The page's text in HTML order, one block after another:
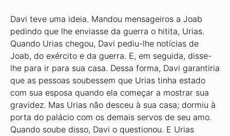
Davi teve uma ideia. Mandou mensageiros a Joab
pedindo que lhe enviasse da guerra o hitita, Urias.
Quando Urias chegou, Davi pediu-lhe notícias de
Joab, do exército e da guerra. E, em seguida, disse-
lhe para ir para sua casa. Dessa forma, Davi garantiria
que as pessoas soubessem que Urias tinha estado
com sua esposa quando ela começar a mostrar sua
gravidez. Mas Urias não desceu à sua casa; dormiu à
porta do palácio com os demais servos de seu amo.
Quando soube disso, Davi o questionou. E Urias